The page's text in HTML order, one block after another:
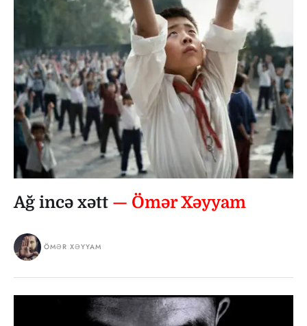
Ağ incə xətt — Ömər Xəyyam
ÖMƏR XƏYYAM